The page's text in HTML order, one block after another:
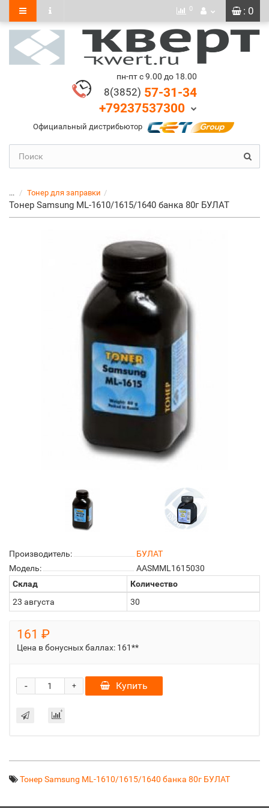
: 0
0
пн-пт с 9.00 до 18.00
8(3852) 57-31-34
+79237537300
Официальный дистрибьютор
... Тонер для заправки
Тонер Samsung ML-1610/1615/1640 банка 80г БУЛАТ
Производитель:
БУЛАТ
Модель:
AASMML1615030
Склад
Количество
23 августа
30
161 ₽
Цена в бонусных баллах: 161**
+
- Купить
Тонер Samsung ML-1610/1615/1640 банка 80г БУЛАТ